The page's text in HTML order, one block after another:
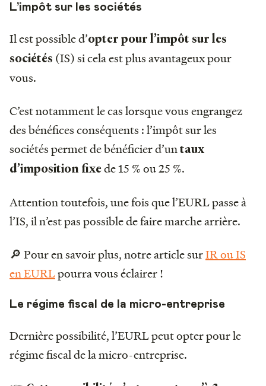
L’impôt sur les sociétés
Il est possible d’opter pour l’impôt sur les
sociétés (IS) si cela est plus avantageux pour
vous.
C’est notamment le cas lorsque vous engrangez
des bénéfices conséquents : l’impôt sur les
sociétés permet de bénéficier d’untaux
d’imposition fixede 15 % ou 25 %.
Attention toutefois, une fois que l’EURL passe à
l’IS, il n’est pas possible de faire marche arrière.
🔎 Pour en savoir plus, notre article surIR ou IS
en EURLpourra vous éclairer !
Le régime fiscal de la micro-entreprise
Dernière possibilité, l’EURL peut opter pour le
régime fiscal de la micro-entreprise.